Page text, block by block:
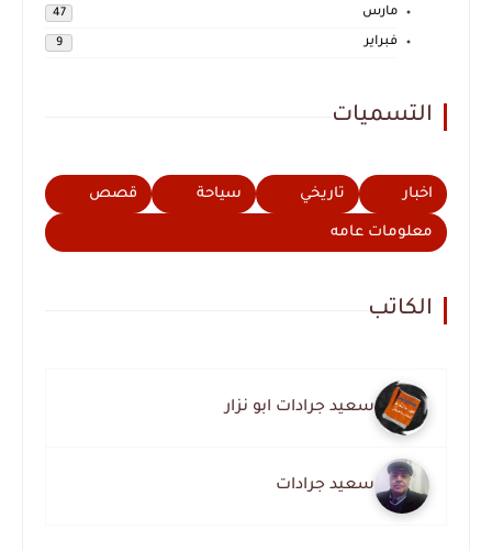
مارس 47
فبراير 9
التسميات
اخبار تاريخي سياحة قصص
معلومات عامه
الكاتب
سعيد جرادات ابو نزار
سعيد جرادات